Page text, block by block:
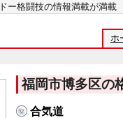
ドー格闘技の情報満載が
ホ
福岡市博多区の
合気道